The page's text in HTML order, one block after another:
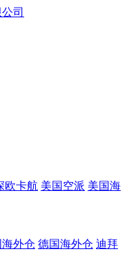
欧卡航 美国空派 美国海
外仓 德国海外仓 迪拜